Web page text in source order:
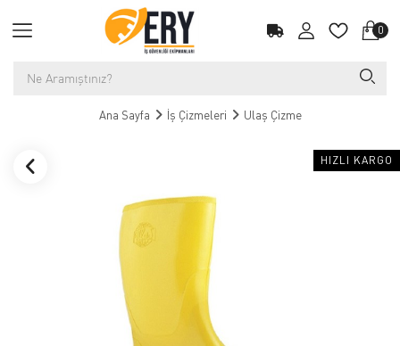
0
Ana Sayfa İş Çizmeleri Ulaş Çizme
HIZLI KARGO